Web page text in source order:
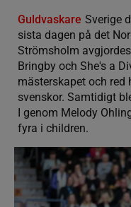
Guldvaskare Sverige
sista dagen på det
Strömsholm
Bringby och She's a
mästerskapet och red
svenskor. Samtidigt
I genom Melody
fyra i children.